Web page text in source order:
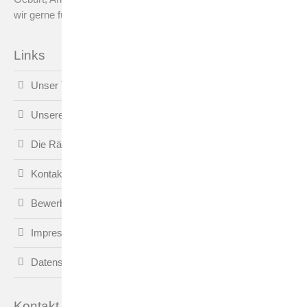
wir gerne für Sie da.
Links
Unser Team
Unsere Angebote
Die Räume
Kontakt
Bewerbung
Impressum
Datenschutz